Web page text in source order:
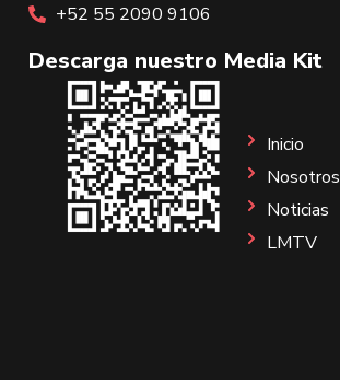
+52 55 2090 9106
Descarga nuestro Media Kit
Inicio
Nosotros
Noticias
LMTV